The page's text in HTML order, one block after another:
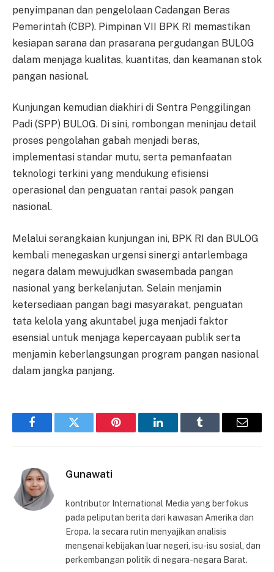
penyimpanan dan pengelolaan Cadangan Beras
Pemerintah (CBP). Pimpinan VII BPK RI memastikan
kesiapan sarana dan prasarana pergudangan BULOG
dalam menjaga kualitas, kuantitas, dan keamanan stok
pangan nasional.
Kunjungan kemudian diakhiri di Sentra Penggilingan
Padi (SPP) BULOG. Di sini, rombongan meninjau detail
proses pengolahan gabah menjadi beras,
implementasi standar mutu, serta pemanfaatan
teknologi terkini yang mendukung efisiensi
operasional dan penguatan rantai pasok pangan
nasional.
Melalui serangkaian kunjungan ini, BPK RI dan BULOG
kembali menegaskan urgensi sinergi antarlembaga
negara dalam mewujudkan swasembada pangan
nasional yang berkelanjutan. Selain menjamin
ketersediaan pangan bagi masyarakat, penguatan
tata kelola yang akuntabel juga menjadi faktor
esensial untuk menjaga kepercayaan publik serta
menjamin keberlangsungan program pangan nasional
dalam jangka panjang.
FacebookTwitter Pinterest LinkedInTumblr Email
Gunawati
kontributor International Media yang berfokus
pada peliputan berita dari kawasan Amerika dan
Eropa. Ia secara rutin menyajikan analisis
mengenai kebijakan luar negeri, isu-isu sosial, dan
perkembangan politik di negara-negara Barat.